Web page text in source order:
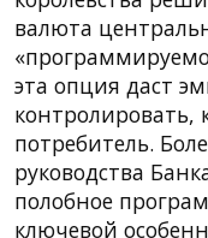
валюта
эта опция даст
контролировать,
потребитель.
руководства
полобное
ключевой